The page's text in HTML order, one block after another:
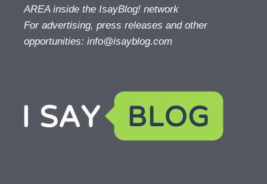
AREA inside the IsayBlog! network
For advertising, press releases and other
opportunities: info@isayblog.com